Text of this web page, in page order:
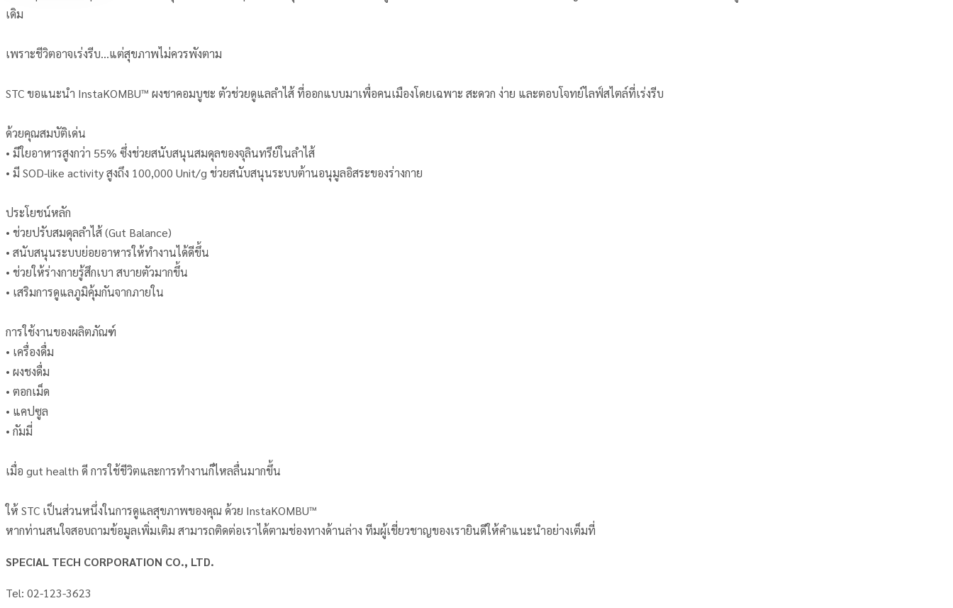
เดิม
เพราะชีวิตอาจเร่งรีบ…แต่สุขภาพไม่ควรพังตาม
STC ขอแนะนำ InstaKOMBU™ ผงชาคอมบูชะ ตัวช่วยดูแลลำไส้ ที่ออกแบบมาเพื่อคนเมืองโดยเฉพาะ สะดวก ง่าย และตอบโจทย์ไลฟ์สไตล์ที่เร่งรีบ
ด้วยคุณสมบัติเด่น
• มีใยอาหารสูงกว่า 55% ซึ่งช่วยสนับสนุนสมดุลของจุลินทรีย์ในลำไส้
• มี SOD-like activity สูงถึง 100,000 Unit/g ช่วยสนับสนุนระบบต้านอนุมูลอิสระของร่างกาย
ประโยชน์หลัก
• ช่วยปรับสมดุลลำไส้ (Gut Balance)
• สนับสนุนระบบย่อยอาหารให้ทำงานได้ดีขึ้น
• ช่วยให้ร่างกายรู้สึกเบา สบายตัวมากขึ้น
• เสริมการดูแลภูมิคุ้มกันจากภายใน
การใช้งานของผลิตภัณฑ์
• เครื่องดื่ม
• ผงชงดื่ม
• ตอกเม็ด
• แคปซูล
• กัมมี่
เมื่อ gut health ดี การใช้ชีวิตและการทำงานก็ไหลลื่นมากขึ้น
ให้ STC เป็นส่วนหนึ่งในการดูแลสุขภาพของคุณ ด้วย InstaKOMBU™
หากท่านสนใจสอบถามข้อมูลเพิ่มเติม สามารถติดต่อเราได้ตามช่องทางด้านล่าง ทีมผู้เชี่ยวชาญของเรายินดีให้คำแนะนำอย่างเต็มที่
SPECIAL TECH CORPORATION CO., LTD.
Tel: 02-123-3623